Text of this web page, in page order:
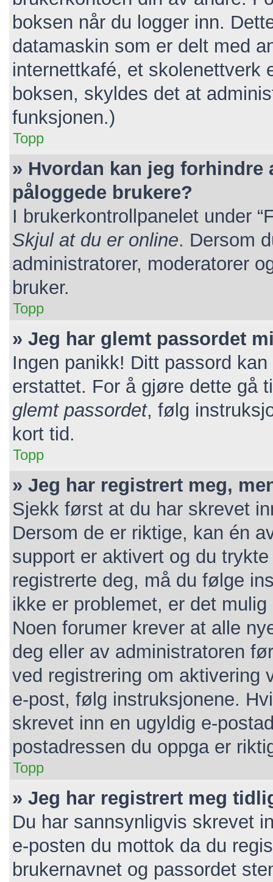
boksen når du logger inn.
datamaskin som er delt med
internettkafé, et skolenettverk
boksen, skyldes det at
funksjonen.)
Topp
» Hvordan kan jeg
påloggede brukere?
I brukerkontrollpanelet under
Skjul at du er online. Dersom
administratorer, moderatorer
bruker.
Topp
» Jeg har glemt passordet
Ingen panikk! Ditt passord
erstattet. For å gjøre dette gå
glemt passordet, følg
kort tid.
Topp
» Jeg har registrert meg,
Sjekk først at du har skrevet
Dersom de er riktige, kan én
support er aktivert og du
registrerte deg, må du følge
ikke er problemet, er det
Noen forumer krever at alle
deg eller av administratoren
ved registrering om aktivering
e-post, følg instruksjonene.
skrevet inn en ugyldig e-
postadressen du oppga er
Topp
» Jeg har registrert meg
Du har sannsynligvis skrevet
e-posten du mottok da du
brukernavnet og passordet